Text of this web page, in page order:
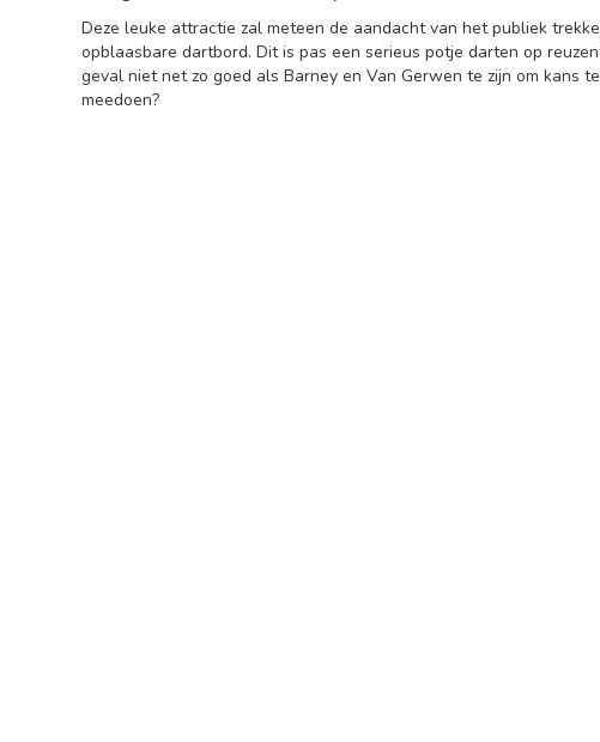
Deze leuke attractie zal meteen de aandacht van het publiek
opblaasbare dartbord. Dit is pas een serieus potje darten op
geval niet net zo goed als Barney en Van Gerwen te zijn om kans
meedoen?